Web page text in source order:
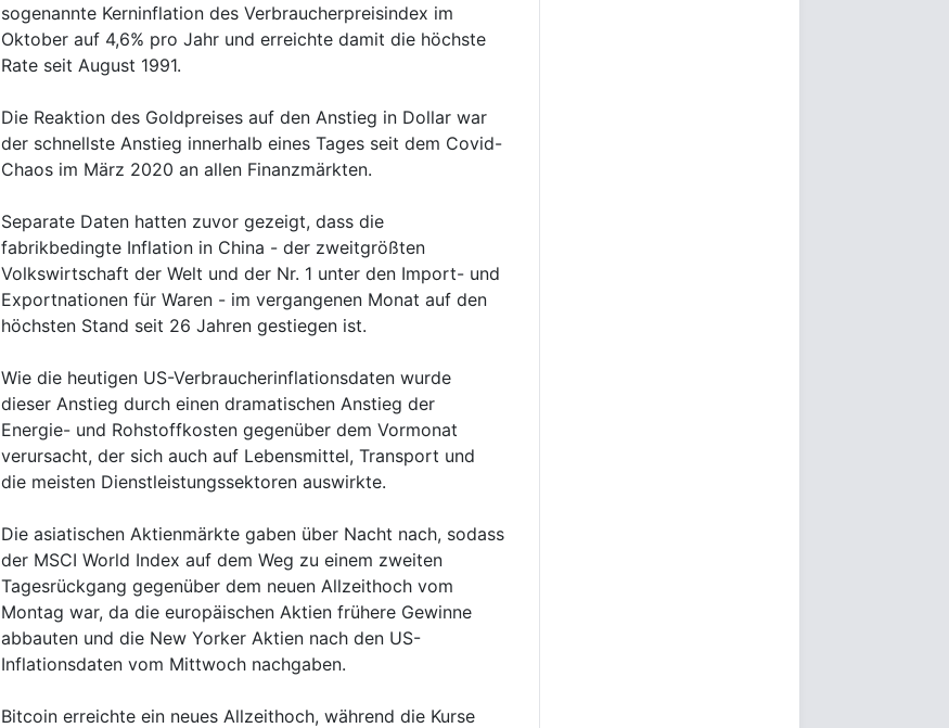
sogenannte Kerninflation des Verbraucherpreisindex im
Oktober auf 4,6% pro Jahr und erreichte damit die höchste
Rate seit August 1991.
Die Reaktion des Goldpreises auf den Anstieg in Dollar war
der schnellste Anstieg innerhalb eines Tages seit dem Covid-
Chaos im März 2020 an allen Finanzmärkten.
Separate Daten hatten zuvor gezeigt, dass die
fabrikbedingte Inflation in China - der zweitgrößten
Volkswirtschaft der Welt und der Nr. 1 unter den Import- und
Exportnationen für Waren - im vergangenen Monat auf den
höchsten Stand seit 26 Jahren gestiegen ist.
Wie die heutigen US-Verbraucherinflationsdaten wurde
dieser Anstieg durch einen dramatischen Anstieg der
Energie- und Rohstoffkosten gegenüber dem Vormonat
verursacht, der sich auch auf Lebensmittel, Transport und
die meisten Dienstleistungssektoren auswirkte.
Die asiatischen Aktienmärkte gaben über Nacht nach, sodass
der MSCI World Index auf dem Weg zu einem zweiten
Tagesrückgang gegenüber dem neuen Allzeithoch vom
Montag war, da die europäischen Aktien frühere Gewinne
abbauten und die New Yorker Aktien nach den US-
Inflationsdaten vom Mittwoch nachgaben.
Bitcoin erreichte ein neues Allzeithoch, während die Kurse